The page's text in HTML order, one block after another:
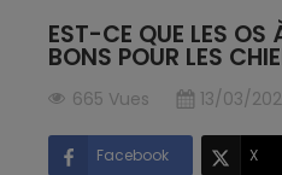
EST-CE QUE LES OS
BONS POUR LES
665 Vues 13/03/
Facebook X